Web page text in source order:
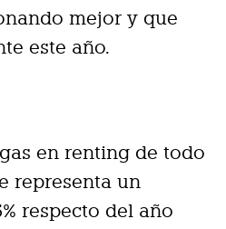
mejor y que
este año.
en renting de todo
representa un
respecto del año